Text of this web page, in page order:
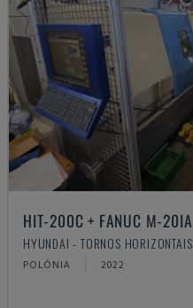
HIT-200C + FANUC M-20IA
HYUNDAI - TORNOS HORIZONTAIS
POLÓNIA 2022